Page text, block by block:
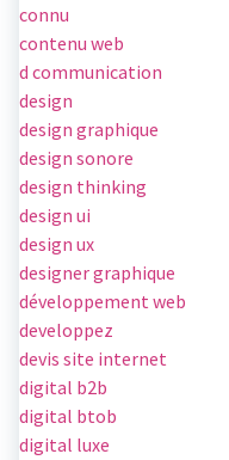
connu
contenu web
d communication
design
design graphique
design sonore
design thinking
design ui
design ux
designer graphique
développement web
developpez
devis site internet
digital b2b
digital btob
digital luxe